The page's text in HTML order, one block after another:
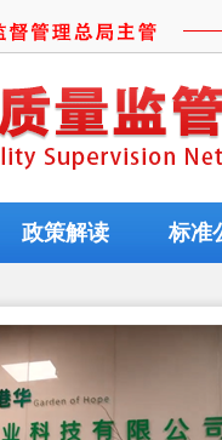
政策解读 标准